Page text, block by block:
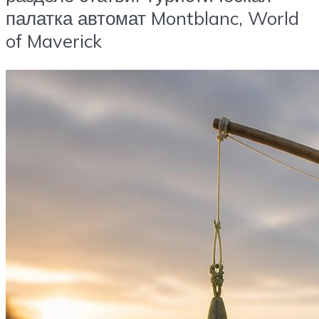
палатка автомат Montblanc, World
of Maverick